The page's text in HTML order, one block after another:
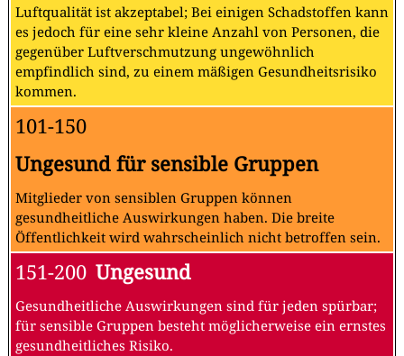
Luftqualität ist akzeptabel; Bei einigen Schadstoffen kann
es jedoch für eine sehr kleine Anzahl von Personen, die
gegenüber Luftverschmutzung ungewöhnlich
empfindlich sind, zu einem mäßigen Gesundheitsrisiko
kommen.
101-150
Ungesund für sensible Gruppen
Mitglieder von sensiblen Gruppen können
gesundheitliche Auswirkungen haben. Die breite
Öffentlichkeit wird wahrscheinlich nicht betroffen sein.
151-200 Ungesund
Gesundheitliche Auswirkungen sind für jeden spürbar;
für sensible Gruppen besteht möglicherweise ein ernstes
gesundheitliches Risiko.